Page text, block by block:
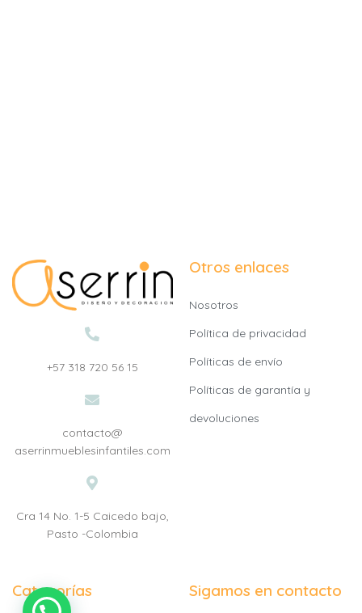
+57 318 720 56 15
contacto@
aserrinmueblesinfantiles.com
Cra 14 No. 1-5 Caicedo bajo,
Pasto -Colombia
Otros enlaces
Nosotros
Política de privacidad
Políticas de envío
Políticas de garantía y
devoluciones
Categorías Sigamos en contacto